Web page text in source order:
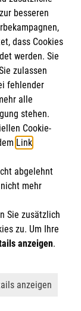
besseren
dass Cookies
werden. Sie
zulassen
fehlender
alle
stehen.
Cookie-
Link.
abgelehnt
mehr
Sie zusätzlich
zu. Um Ihre
anzeigen.
ab
anzeigen